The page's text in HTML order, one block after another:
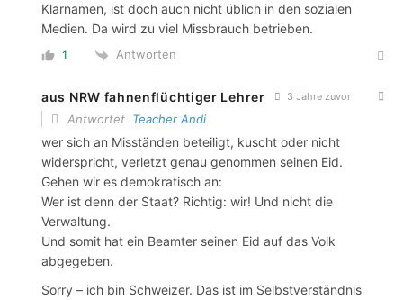
Klarnamen, ist doch auch nicht üblich in den sozialen
Medien. Da wird zu viel Missbrauch betrieben.
1 Antworten
aus NRW fahnenflüchtiger Lehrer 3 Jahre zuvor
Antwortet Teacher Andi
wer sich an Misständen beteiligt, kuscht oder nicht
widerspricht, verletzt genau genommen seinen Eid.
Gehen wir es demokratisch an:
Wer ist denn der Staat? Richtig: wir! Und nicht die
Verwaltung.
Und somit hat ein Beamter seinen Eid auf das Volk
abgegeben.
Sorry – ich bin Schweizer. Das ist im Selbstverständnis